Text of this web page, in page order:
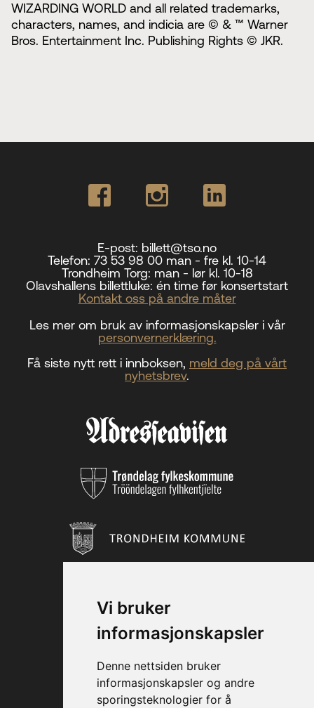
Vi bruker
informasjonskapsler
Denne nettsiden bruker
informasjonskapsler og andre
sporingsteknologier for å
WIZARDING WORLD and all related trademarks,
characters, names, and indicia are © & ™ Warner
Bros. Entertainment Inc. Publishing Rights © JKR.
E-post: billett@tso.no
Telefon: 73 53 98 00 man - fre kl. 10-14
Trondheim Torg: man - lør kl. 10-18
Olavshallens billettluke: én time før konsertstart
Kontakt oss på andre måter
Les mer om bruk av informasjonskapsler i vår
personvernerklæring.
Få siste nytt rett i innboksen, meld deg på vårt
nyhetsbrev.